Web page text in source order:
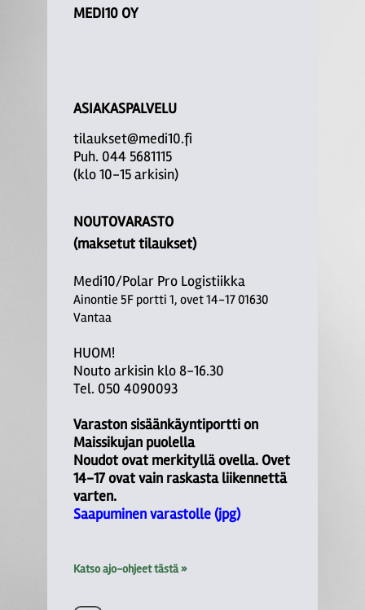
MEDI10 OY
ASIAKASPALVELU
tilaukset@medi10.fi
Puh. 044 5681115
(klo 10-15 arkisin)
NOUTOVARASTO
(maksetut tilaukset)
Medi10/Polar Pro Logistiikka
Ainontie 5F portti 1, ovet 14-17 01630
Vantaa
HUOM!
Nouto arkisin klo 8-16.30
Tel. 050 4090093
Varaston sisäänkäyntiportti on
Maissikujan puolella
Noudot ovat merkityllä ovella. Ovet
14-17 ovat vain raskasta liikennettä
varten.
Saapuminen varastolle (jpg)
Katso ajo-ohjeet tästä »